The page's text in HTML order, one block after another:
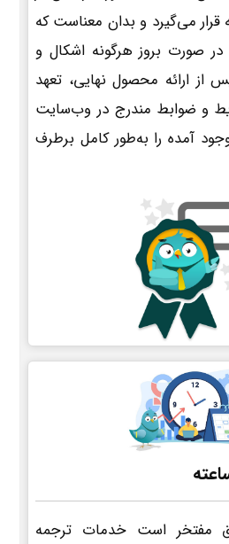
قرار می‌گیرد و بدان معناست که
صورت بروز هرگونه اشکال و
ارائه محصول نهایی، تعهد
و ضوابط مندرج در وب‌سایت
آمده را به‌طور کامل برطرف
مفتخر است خدمات ترجمه